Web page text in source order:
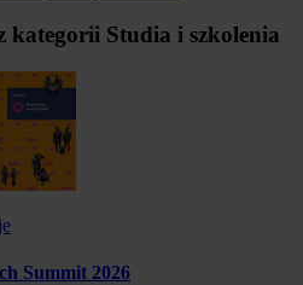
kategorii Studia i szkolenia
Summit 2026